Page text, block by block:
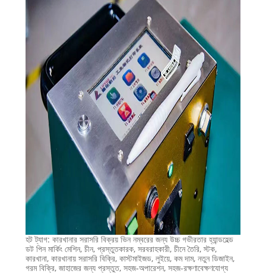
হট ট্যাগ: কারখানার সরাসরি বিক্রয় ভিন নম্বরের জন্য উচ্চ গভীরতার হ্যান্ডহেল্ড
ডট পিন মার্কিং মেশিন, চীন, প্রস্তুতকারক, সরবরাহকারী, চীনে তৈরি, স্টক,
কারখানা, কারখানায় সরাসরি বিক্রি, কাস্টমাইজড, লুইয়ে, কম দাম, নতুন ডিজাইন,
গরম বিক্রি, জাহাজের জন্য প্রস্তুত, সহজ-অপারেশন, সহজ-রক্ষণাবেক্ষণযোগ্য